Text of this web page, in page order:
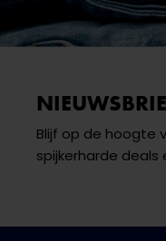
Blijf op de hoogte
spijkerharde deals